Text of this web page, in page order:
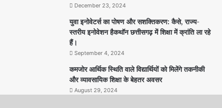
December 23, 2024
युवा इनोवेटर्स का पोषण और सशक्तिकरण: कैसे, राज्य-
स्तरीय इनोवेशन हैकथॉन छत्तीसगढ़ में शिक्षा में क्रांति ला रहे
हैं।
September 4, 2024
कमजोर आर्थिक स्थिति वाले विद्यार्थियों को मिलेंगे तकनीकी
और व्यावसायिक शिक्षा के बेहतर अवसर
August 29, 2024